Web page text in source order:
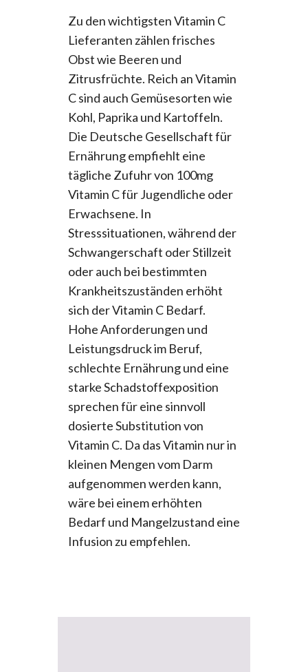
Zu den wichtigsten Vitamin C
Lieferanten zählen frisches
Obst wie Beeren und
Zitrusfrüchte. Reich an Vitamin
C sind auch Gemüsesorten wie
Kohl, Paprika und Kartoffeln.
Die Deutsche Gesellschaft für
Ernährung empfiehlt eine
tägliche Zufuhr von 100mg
Vitamin C für Jugendliche oder
Erwachsene. In
Stresssituationen, während der
Schwangerschaft oder Stillzeit
oder auch bei bestimmten
Krankheitszuständen erhöht
sich der Vitamin C Bedarf.
Hohe Anforderungen und
Leistungsdruck im Beruf,
schlechte Ernährung und eine
starke Schadstoffexposition
sprechen für eine sinnvoll
dosierte Substitution von
Vitamin C. Da das Vitamin nur in
kleinen Mengen vom Darm
aufgenommen werden kann,
wäre bei einem erhöhten
Bedarf und Mangelzustand eine
Infusion zu empfehlen.